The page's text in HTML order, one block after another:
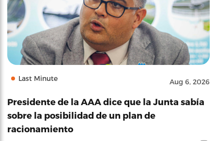
Last Minute Aug 6, 2026
Presidente de la AAA dice que la Junta sabía
sobre la posibilidad de un plan de
racionamiento